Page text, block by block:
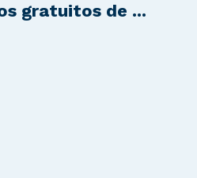
gratuitos de ...